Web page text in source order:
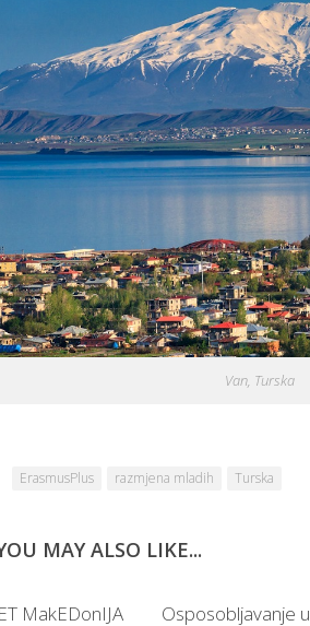
Van, Turska
ErasmusPlus razmjena mladih Turska
MAY ALSO LIKE...
MakEDonIJA Osposobljavanje u